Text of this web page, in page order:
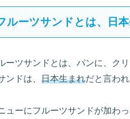
ルーツサンドとは、日
ーツサンドとは、パンに、ク
ンドは、 日本生まれだと言われ
ューにフルーツサンドが加わ